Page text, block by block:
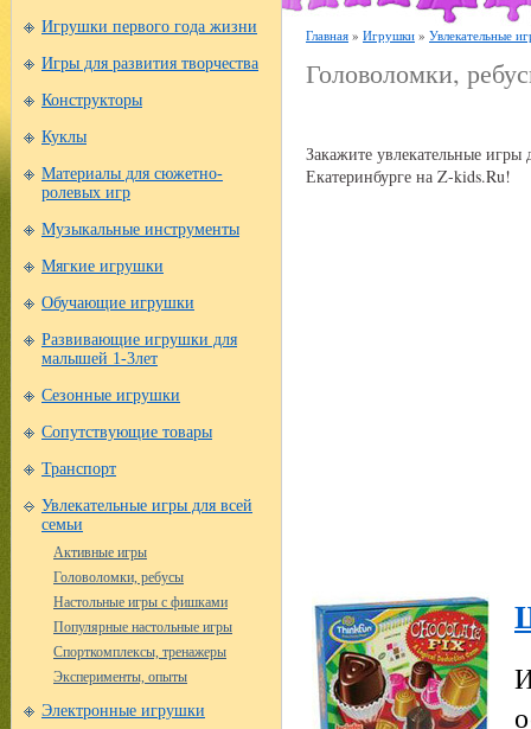
Игрушки первого года жизни
Игры для развития творчества
Конструкторы
Куклы
Материалы для сюжетно-
ролевых игр
Музыкальные инструменты
Мягкие игрушки
Обучающие игрушки
Развивающие игрушки для
малышей 1-3лет
Сезонные игрушки
Сопутствующие товары
Транспорт
Увлекательные игры для всей
семьи
Активные игры
Головоломки, ребусы
Настольные игры с фишками
Популярные настольные игры
Спорткомплексы, тренажеры
Эксперименты, опыты
Электронные игрушки
Главная » Игрушки » Увлекательные
Головоломки,
Закажите увлекательные
Екатеринбурге на Z-kids.Ru!